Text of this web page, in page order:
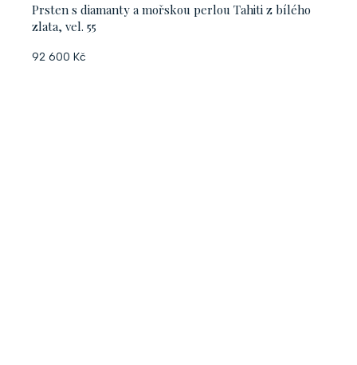
Prsten s diamanty a mořskou perlou Tahiti z bílého
zlata, vel. 55
92 600 Kč